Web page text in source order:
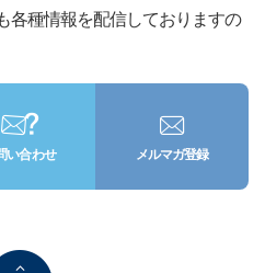
各種情報を配信しておりますの
い合わせ メルマガ登録